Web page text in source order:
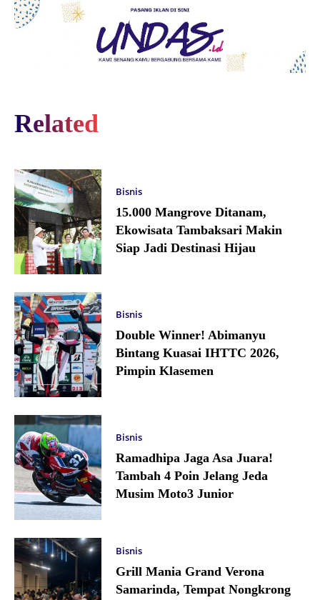
Related
Bisnis
15.000 Mangrove Ditanam,
Ekowisata Tambaksari Makin
Siap Jadi Destinasi Hijau
Bisnis
Double Winner! Abimanyu
Bintang Kuasai IHTTC 2026,
Pimpin Klasemen
Bisnis
Ramadhipa Jaga Asa Juara!
Tambah 4 Poin Jelang Jeda
Musim Moto3 Junior
Bisnis
Grill Mania Grand Verona
Samarinda, Tempat Nongkrong